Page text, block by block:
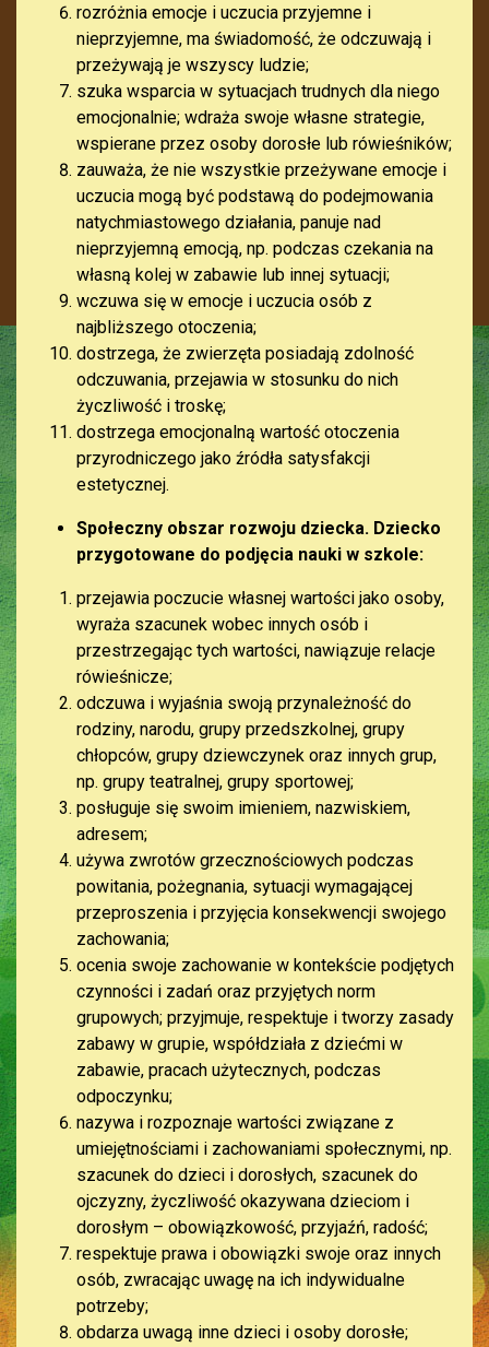
rozróżnia emocje i uczucia przyjemne i
nieprzyjemne, ma świadomość, że odczuwają i
przeżywają je wszyscy ludzie;
szuka wsparcia w sytuacjach trudnych dla niego
emocjonalnie; wdraża swoje własne strategie,
wspierane przez osoby dorosłe lub rówieśników;
zauważa, że nie wszystkie przeżywane emocje i
uczucia mogą być podstawą do podejmowania
natychmiastowego działania, panuje nad
nieprzyjemną emocją, np. podczas czekania na
własną kolej w zabawie lub innej sytuacji;
wczuwa się w emocje i uczucia osób z
najbliższego otoczenia;
dostrzega, że zwierzęta posiadają zdolność
odczuwania, przejawia w stosunku do nich
życzliwość i troskę;
dostrzega emocjonalną wartość otoczenia
przyrodniczego jako źródła satysfakcji
estetycznej.
Społeczny obszar rozwoju dziecka. Dziecko
przygotowane do podjęcia nauki w szkole:
przejawia poczucie własnej wartości jako osoby,
wyraża szacunek wobec innych osób i
przestrzegając tych wartości, nawiązuje relacje
rówieśnicze;
odczuwa i wyjaśnia swoją przynależność do
rodziny, narodu, grupy przedszkolnej, grupy
chłopców, grupy dziewczynek oraz innych grup,
np. grupy teatralnej, grupy sportowej;
posługuje się swoim imieniem, nazwiskiem,
adresem;
używa zwrotów grzecznościowych podczas
powitania, pożegnania, sytuacji wymagającej
przeproszenia i przyjęcia konsekwencji swojego
zachowania;
ocenia swoje zachowanie w kontekście podjętych
czynności i zadań oraz przyjętych norm
grupowych; przyjmuje, respektuje i tworzy zasady
zabawy w grupie, współdziała z dziećmi w
zabawie, pracach użytecznych, podczas
odpoczynku;
nazywa i rozpoznaje wartości związane z
umiejętnościami i zachowaniami społecznymi, np.
szacunek do dzieci i dorosłych, szacunek do
ojczyzny, życzliwość okazywana dzieciom i
dorosłym – obowiązkowość, przyjaźń, radość;
respektuje prawa i obowiązki swoje oraz innych
osób, zwracając uwagę na ich indywidualne
potrzeby;
obdarza uwagą inne dzieci i osoby dorosłe;